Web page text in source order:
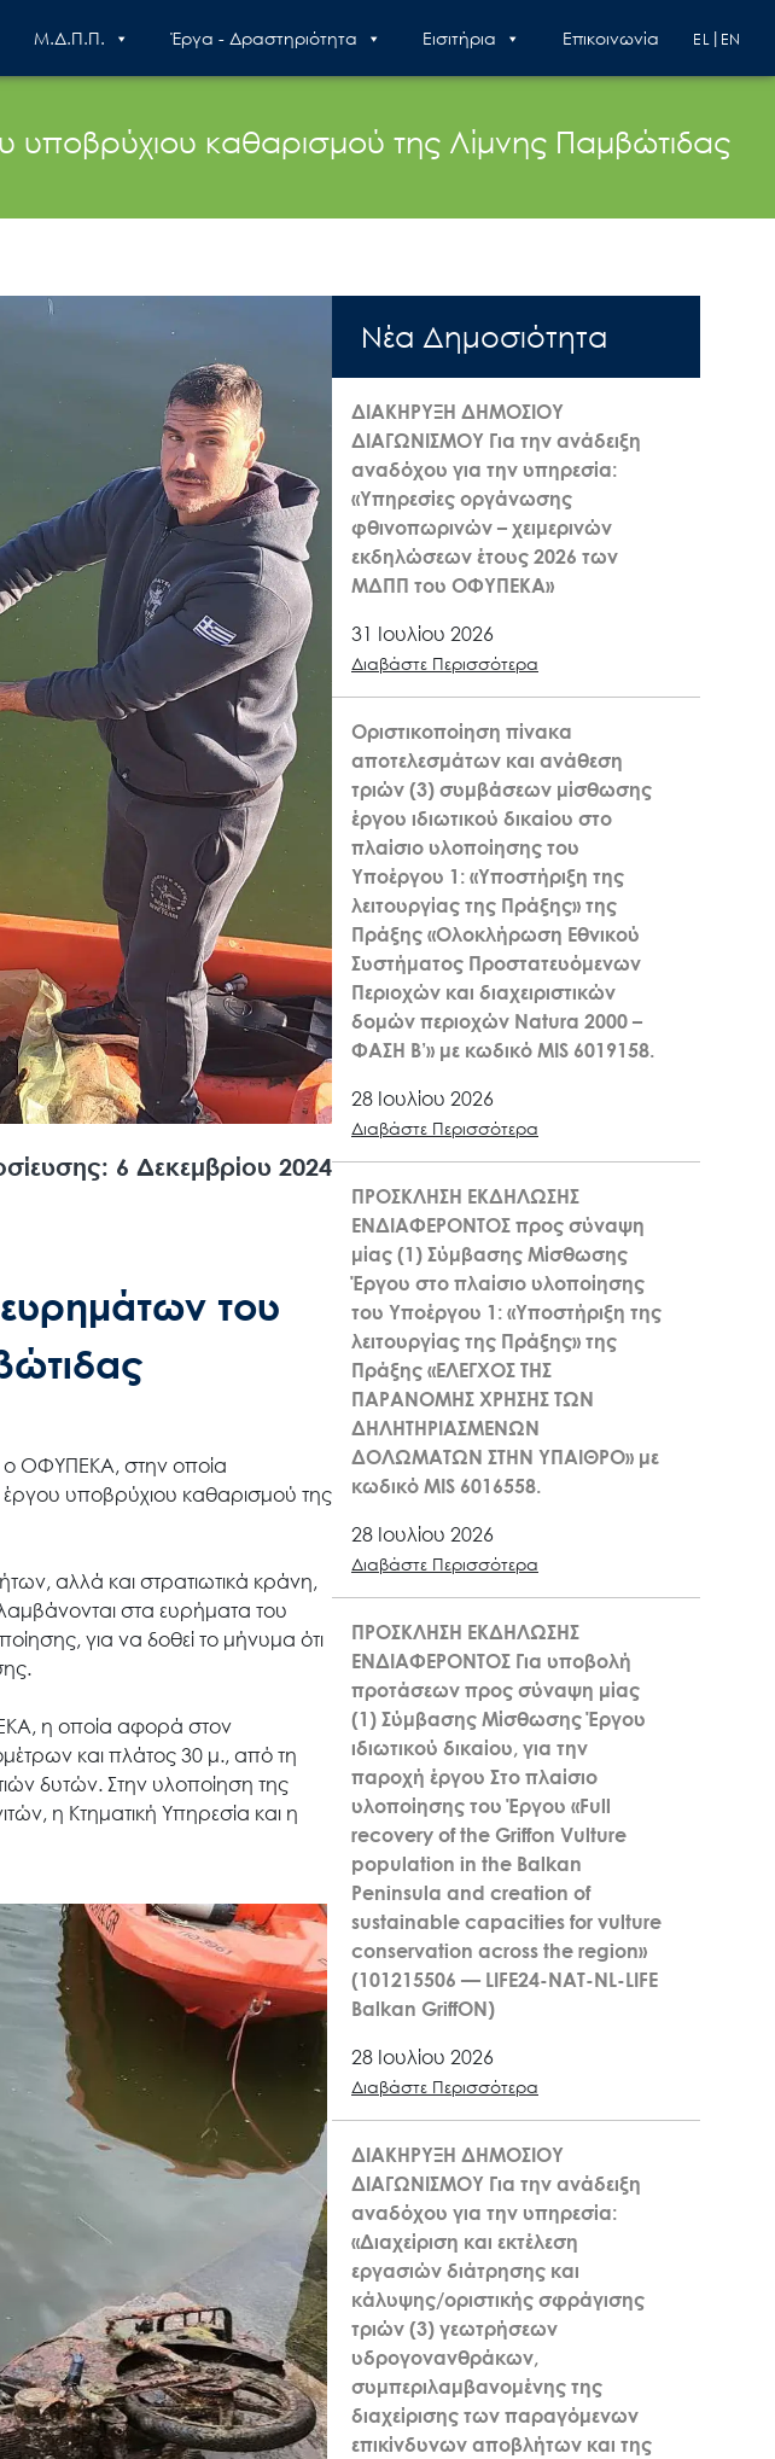
Μ.Δ.Π.Π. Έργα - Δραστηριότητα Εισιτήρια Επικοινωνία EN
EL
υποβρύχιου καθαρισμού της Λίμνης Παμβώτιδας
6 Δεκεμβρίου 2024
ευρημάτων του
ο ΟΦΥΠΕΚΑ, στην οποία
υποβρύχιου καθαρισμού της
αλλά και στρατιωτικά κράνη,
στα ευρήματα του
για να δοθεί το μήνυμα ότι
η οποία αφορά στον
και πλάτος 30 μ., από τη
δυτών. Στην υλοποίηση της
η Κτηματική Υπηρεσία και η
Nέα Δημοσιότητα
ΔΙΑΚΗΡΥΞΗ ΔΗΜΟΣΙΟΥ
ΔΙΑΓΩΝΙΣΜΟΥ Για την ανάδειξη
αναδόχου για την υπηρεσία:
«Υπηρεσίες οργάνωσης
φθινοπωρινών – χειμερινών
εκδηλώσεων έτους 2026 των
ΜΔΠΠ του ΟΦΥΠΕΚΑ»
31 Ιουλίου 2026
Διαβάστε Περισσότερα
Οριστικοποίηση πίνακα
αποτελεσμάτων και ανάθεση
τριών (3) συμβάσεων μίσθωσης
έργου ιδιωτικού δικαίου στο
πλαίσιο υλοποίησης του
Υποέργου 1: «Υποστήριξη της
λειτουργίας της Πράξης» της
Πράξης «Ολοκλήρωση Εθνικού
Συστήματος Προστατευόμενων
Περιοχών και διαχειριστικών
δομών περιοχών Natura 2000 –
ΦΑΣΗ Β’» με κωδικό MIS 6019158.
28 Ιουλίου 2026
Διαβάστε Περισσότερα
ΠΡΟΣΚΛΗΣΗ ΕΚΔΗΛΩΣΗΣ
ΕΝΔΙΑΦΕΡΟΝΤΟΣ προς σύναψη
μίας (1) Σύμβασης Μίσθωσης
Έργου στο πλαίσιο υλοποίησης
του Υποέργου 1: «Υποστήριξη της
λειτουργίας της Πράξης» της
Πράξης «ΕΛΕΓΧΟΣ ΤΗΣ
ΠΑΡΑΝΟΜΗΣ ΧΡΗΣΗΣ ΤΩΝ
ΔΗΛΗΤΗΡΙΑΣΜΕΝΩΝ
ΔΟΛΩΜΑΤΩΝ ΣΤΗΝ ΥΠΑΙΘΡΟ» με
κωδικό MIS 6016558.
28 Ιουλίου 2026
Διαβάστε Περισσότερα
ΠΡΟΣΚΛΗΣΗ ΕΚΔΗΛΩΣΗΣ
ΕΝΔΙΑΦΕΡΟΝΤΟΣ Για υποβολή
προτάσεων προς σύναψη μίας
(1) Σύμβασης Μίσθωσης Έργου
ιδιωτικού δικαίου, για την
παροχή έργου Στο πλαίσιο
υλοποίησης του Έργου «Full
recovery of the Griffon Vulture
population in the Balkan
Peninsula and creation of
sustainable capacities for vulture
conservation across the region»
(101215506 — LIFE24-NAT-NL-LIFE
Balkan GriffON)
28 Ιουλίου 2026
Διαβάστε Περισσότερα
ΔΙΑΚΗΡΥΞΗ ΔΗΜΟΣΙΟΥ
ΔΙΑΓΩΝΙΣΜΟΥ Για την ανάδειξη
αναδόχου για την υπηρεσία:
«Διαχείριση και εκτέλεση
εργασιών διάτρησης και
κάλυψης/οριστικής σφράγισης
τριών (3) γεωτρήσεων
υδρογονανθράκων,
συμπεριλαμβανομένης της
διαχείρισης των παραγόμενων
επικίνδυνων αποβλήτων και της